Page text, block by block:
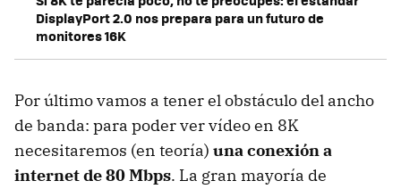
DisplayPort 2.0 nos prepara para un futuro de
monitores 16K
Por último vamos a tener el obstáculo del ancho
de banda: para poder ver vídeo en 8K
necesitaremos (en teoría) una conexión a
internet de 80 Mbps. La gran mayoría de